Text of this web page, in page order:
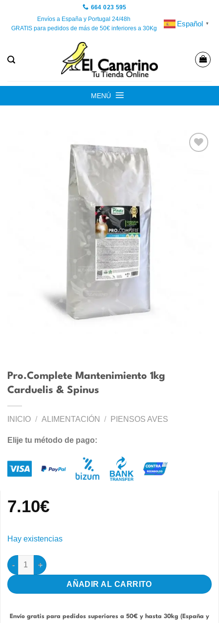
contenido
664 023 595
Envíos a España y Portugal 24/48h
GRATIS para pedidos de más de 50€ inferiores a 30Kg
Español ▼
MENÚ
Pro.Complete Mantenimiento 1kg
Carduelis & Spinus
INICIO / ALIMENTACIÓN / PIENSOS AVES
Elije tu método de pago:
7.10€
Hay existencias
Pro.Complete Mantenimiento 1kg Carduelis & Spinus cantidad
AÑADIR AL CARRITO
Envío gratis para pedidos superiores a 50€ y hasta 30kg (España y